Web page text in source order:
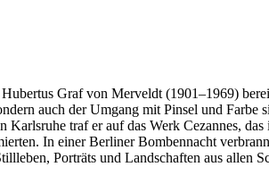
Graf von Merveldt (1901–1969)
auch der Umgang mit Pinsel und
traf er auf das Werk Cezannes,
In einer Berliner Bombennacht
Porträts und Landschaften aus allen